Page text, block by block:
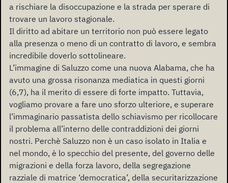
a rischiare la disoccupazione e la strada per sperare di
trovare un lavoro stagionale.
Il diritto ad abitare un territorio non può essere legato
alla presenza o meno di un contratto di lavoro, e sembra
incredibile doverlo sottolineare.
L’immagine di Saluzzo come una nuova Alabama, che ha
avuto una grossa risonanza mediatica in questi giorni
(6,7), ha il merito di essere di forte impatto. Tuttavia,
vogliamo provare a fare uno sforzo ulteriore, e superare
l’immaginario passatista dello schiavismo per ricollocare
il problema all’interno delle contraddizioni dei giorni
nostri. Perchè Saluzzo non è un caso isolato in Italia e
nel mondo, è lo specchio del presente, del governo delle
migrazioni e della forza lavoro, della segregazione
razziale di matrice ‘democratica’, della securitarizzazione